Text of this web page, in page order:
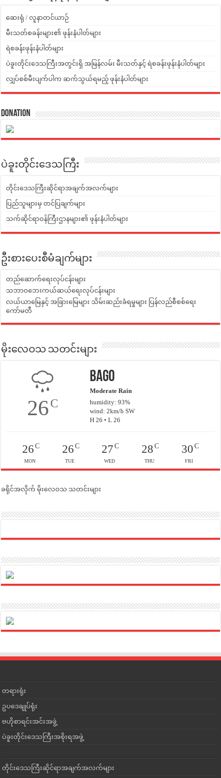
ဆေးရုံ / လူနာတင်ယာဉ်
မီးသတ်စခန်းများ၏ ဖုန်းနံပါတ်များ
ရဲစခန်းဖုန်းနံပါတ်များ
ပဲခူးတိုင်းဒေသကြီးအတွင်းရှိ အမြန်လမ်း မီးသတ်နှင့် ရဲစခန်းဖုန်းနံပါတ်များ
လျှပ်စစ်မီးပျက်ပါက ဆက်သွယ်ရမည့် ဖုန်းနံပါတ်များ
Donation
ပဲခူးတိုင်းဒေသကြီး
တိုင်းဒေသကြီးဆိုင်ရာအချက်အလက်များ
ပြည်သူများမှ တင်ပြချက်များ
သက်ဆိုင်ရာဝန်ကြီးဌာနများ၏ ဖုန်းနံပါတ်များ
ဦးစားပေးစီမံချက်များ
တည်ဆောက်ရေးလုပ်ငန်းများ
သဘာဝဘေးကယ်ဆယ်ရေးလုပ်ငန်းများ
လယ်ယာမြေနှင့် အခြားမြေများ သိမ်းဆည်းခံရမှုများ ပြန်လည်စီစစ်ရေး
ကော်မတီ
မိုးလေဝသ သတင်းများ
26C
Bago
Moderate Rain
humidity: 93%
wind: 2km/h SW
H 26 • L 26
26C
MON
26C
TUE
27 C
WED
28C
THU
30C
FRI
ခရိုင်အလိုက် မိုးလေဝသ သတင်းများ
တရားရုံး
ဥပဒေချုပ်ရုံး
ဗဟိုစာရင်းအင်းအဖွဲ့
ပဲခူးတိုင်းဒေသကြီးအစိုးရအဖွဲ့
တိုင်းဒေသကြီးဆိုင်ရာအချက်အလက်များ